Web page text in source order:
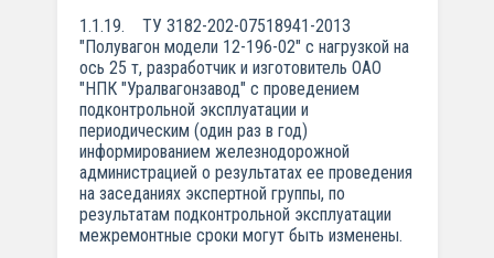
1.1.19. ТУ 3182-202-07518941-2013
"Полувагон модели 12-196-02" с нагрузкой на
ось 25 т, разработчик и изготовитель ОАО
"НПК "Уралвагонзавод" с проведением
подконтрольной эксплуатации и
периодическим (один раз в год)
информированием железнодорожной
администрацией о результатах ее проведения
на заседаниях экспертной группы, по
результатам подконтрольной эксплуатации
межремонтные сроки могут быть изменены.